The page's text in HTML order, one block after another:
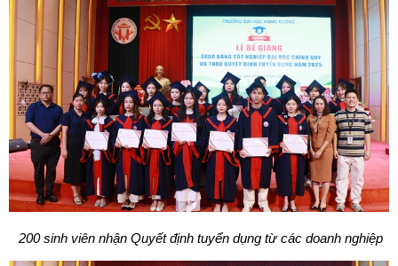
200 sinh viên nhận Quyết định tuyển dụng từ các doanh nghiệp